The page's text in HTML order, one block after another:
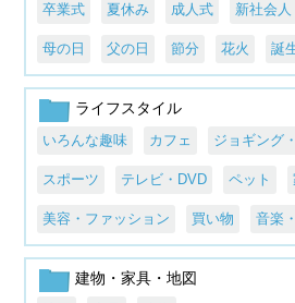
卒業式 夏休み 成人式 新社会人
母の日 父の日 節分 花火 誕
ライフスタイル
いろんな趣味 カフェ ジョギング
スポーツ テレビ・DVD ペット
美容・ファッション 買い物 音楽
建物・家具・地図